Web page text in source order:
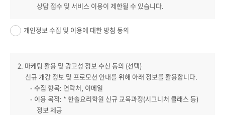
상담 접수 및 서비스 이용이 제한될 수 있습니다.
개인정보 수집 및 이용에 대한 방침 동의
2. 마케팅 활용 및 광고성 정보 수신 동의 (선택)
신규 개강 정보 및 프로모션 안내를 위해 아래 정보를 활용합니다.
- 수집 항목: 연락처, 이메일
- 이용 목적: * 한솔요리학원 신규 교육과정(시그니처 클래스 등)
정보 제공